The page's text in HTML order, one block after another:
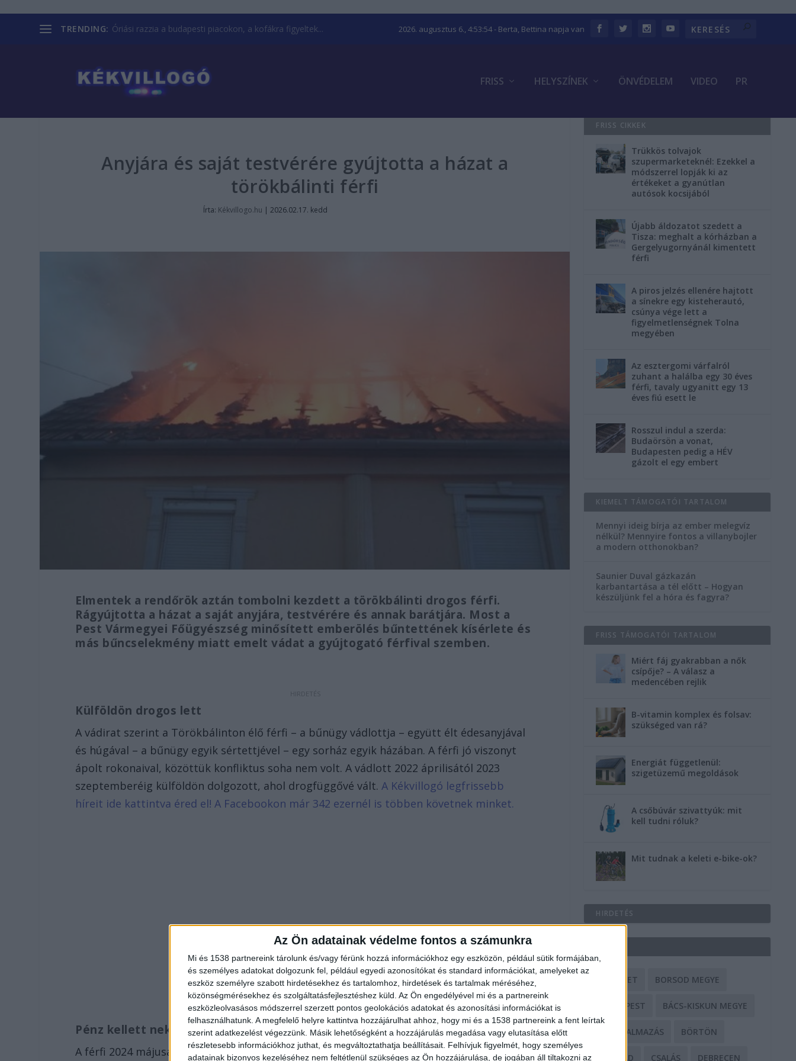
Az Ön adatainak védelme fontos a számunkra
Mi és 1538 partnereink tárolunk és/vagy férünk hozzá információkhoz egy eszközön, például sütik formájában,
és személyes adatokat dolgozunk fel, például egyedi azonosítókat és standard információkat, amelyeket az
eszköz személyre szabott hirdetésekhez és tartalomhoz, hirdetések és tartalmak méréséhez,
közönségmérésekhez és szolgáltatásfejlesztéshez küld. Az Ön engedélyével mi és a partnereink
eszközleolvasásos módszerrel szerzett pontos geolokációs adatokat és azonosítási információkat is
felhasználhatunk. A megfelelő helyre kattintva hozzájárulhat ahhoz, hogy mi és a 1538 partnereink a fent leírtak
szerint adatkezelést végezzünk. Másik lehetőségként a hozzájárulás megadása vagy elutasítása előtt
részletesebb információkhoz juthat, és megváltoztathatja beállításait. Felhívjuk figyelmét, hogy személyes
adatainak bizonyos kezeléséhez nem feltétlenül szükséges az Ön hozzájárulása, de jogában áll tiltakozni az
TRENDING: Óriási razzia a budapesti piacokon, a kofákra figyeltek... 2026. augusztus 6., 4:53:55- Berta, Bettina napja van
FRISS HELYSZÍNEK ÖNVÉDELEM VIDEO PR
Anyjára és saját testvérére gyújtotta a házat a
törökbálinti férfi
Írta: Kékvillogo.hu |2026.02.17. kedd
Elmentek a rendőrök aztán tombolni kezdett a törökbálinti drogos férfi.
Rágyújtotta a házat a saját anyjára, testvérére és annak barátjára. Most a
Pest Vármegyei Főügyészség minősített emberölés bűntettének kísérlete és
más bűncselekmény miatt emelt vádat a gyújtogató férfival szemben.
Külföldön drogos lett
A vádirat szerint a Törökbálinton élő férfi – a bűnügy vádlottja – együtt élt édesanyjával
és húgával – a bűnügy egyik sértettjével – egy sorház egyik házában. A férfi jó viszonyt
ápolt rokonaival, közöttük konfliktus soha nem volt. A vádlott 2022 áprilisától 2023
szeptemberéig külföldön dolgozott, ahol drogfüggővé vált.A Kékvillogó legfrissebb
híreit ide kattintva éred el! A Facebookon már 342 ezernél is többen követnek minket.
Pénz kellett neki
A férfi 2024 májusában az édesanyjától akart pénzt kérni, aki megtagadta a kérését. A
FRISS CIKKEK
Trükkös tolvajok
szupermarketeknél: Ezekkel a
módszerrel lopják ki az
értékeket a gyanútlan
autósok kocsijából
Újabb áldozatot szedett a
Tisza: meghalt a kórházban a
Gergelyugornyánál kimentett
férfi
A piros jelzés ellenére hajtott
a sínekre egy kisteherautó,
csúnya vége lett a
figyelmetlenségnek Tolna
megyében
Az esztergomi várfalról
zuhant a halálba egy 30 éves
férfi, tavaly ugyanitt egy 13
éves fiú esett le
Rosszul indul a szerda:
Budaörsön a vonat,
Budapesten pedig a HÉV
gázolt el egy embert
KIEMELT TÁMOGATÓI TARTALOM
Mennyi ideig bírja az ember melegvíz
nélkül? Mennyire fontos a villanybojler
a modern otthonokban?
Saunier Duval gázkazán
karbantartása a tél előtt – Hogyan
készüljünk fel a hóra és fagyra?
FRISS TÁMOGATÓI TARTALOM
Miért fáj gyakrabban a nők
csípője? – A válasz a
medencében rejlik
B-vitamin komplex és folsav:
szükséged van rá?
Energiát függetlenül:
szigetüzemű megoldások
A csőbúvár szivattyúk: mit
kell tudni róluk?
Mit tudnak a keleti e-bike-ok?
HIRDETÉS
BALESET BORSOD MEGYE
BUDAPEST BÁCS-KISKUN MEGYE
BÁNTALMAZÁS BÖRTÖN
CSALÁD CSALÁS DEBRECEN